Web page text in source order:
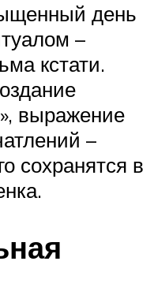
день
–
кстати.
выражение
–
сохранятся в